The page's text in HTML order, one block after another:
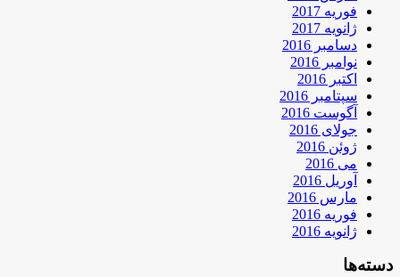
فوریه 2017
ژانویه 2017
دسامبر 2016
نوامبر 2016
اکتبر 2016
سپتامبر 2016
آگوست 2016
جولای 2016
ژوئن 2016
می 2016
آوریل 2016
مارس 2016
فوریه 2016
ژانویه 2016
دسته‌ها